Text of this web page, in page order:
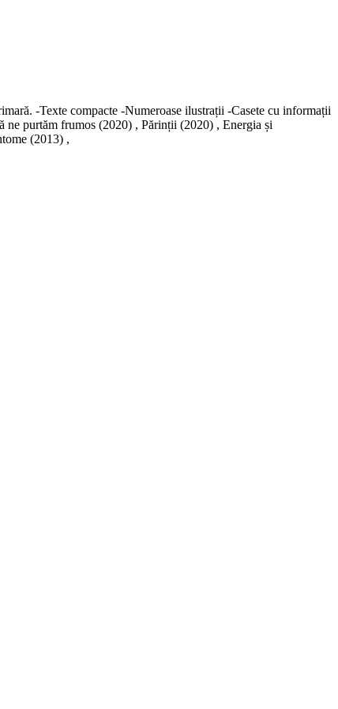
-Texte compacte -Numeroase ilustrații -Casete cu informații
purtăm frumos (2020) , Părinții (2020) , Energia și
(2013) ,